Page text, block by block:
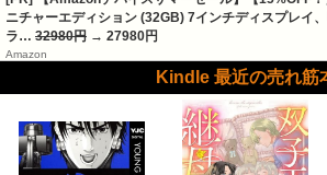
ニチャーエディション (32GB) 7インチディスプレイ
ラ… 32980円 → 27980円
Amazon
Kindle 最近の売れ筋